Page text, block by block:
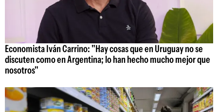
Economista Iván Carrino: "Hay cosas que en Uruguay no se
discuten como en Argentina; lo han hecho mucho mejor que
nosotros"